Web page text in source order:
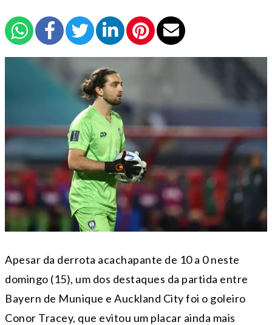
Apesar da derrota acachapante de 10 a 0 neste
domingo (15), um dos destaques da partida entre
Bayern de Munique e Auckland City foi o goleiro
Conor Tracey, que evitou um placar ainda mais